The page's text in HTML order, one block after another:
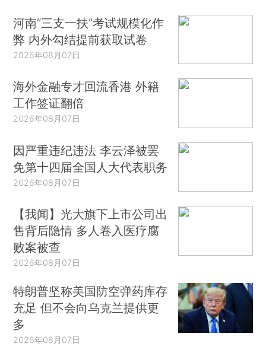
河南“三支一扶”考试规模化作
弊 内外勾结提前获取试卷
2026年08月07日
海外金融专才回流香港 外籍
工作签证翻倍
2026年08月07日
因严重违纪违法 李云泽被罢
免第十四届全国人大代表职务
2026年08月07日
【我闻】光大旗下上市公司出
售背后隐情 多人卷入医疗腐
败案被查
2026年08月07日
特朗普坚称美国防空弹药库存
充足 但不会向乌克兰提供更
多
2026年08月07日